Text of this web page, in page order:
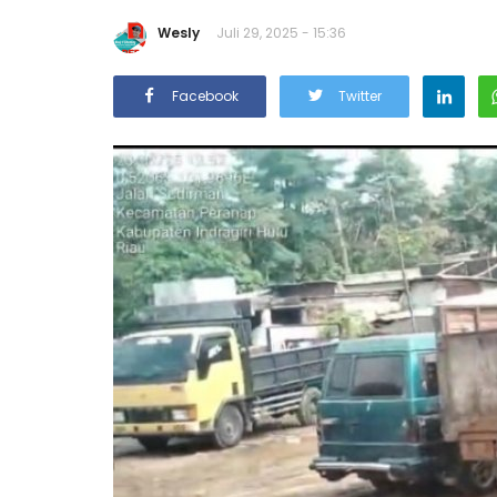
Wesly Juli 29, 2025 - 15:36
Facebook Twitter